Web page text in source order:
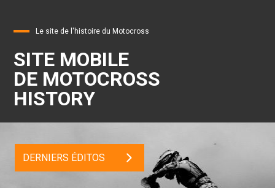
Le site de l'histoire du Motocross
SITE MOBILE
DE MOTOCROSS
HISTORY
DERNIERS ÉDITOS